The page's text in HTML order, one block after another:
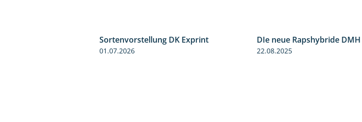
Sortenvorstellung DK Exprint
01.07.2026
DIe neue Rapshybride DMH
22.08.2025